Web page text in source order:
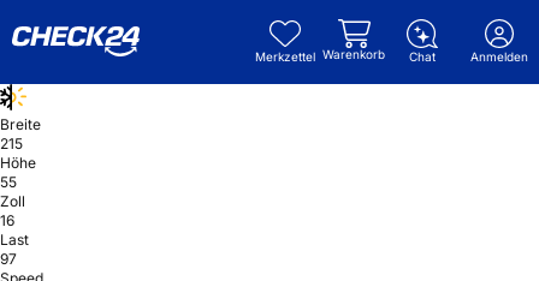
Merkzettel Warenkorb Chat Anmelden
Breite
215
Höhe
55
Zoll
16
Last
97